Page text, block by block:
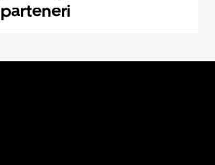
parteneri